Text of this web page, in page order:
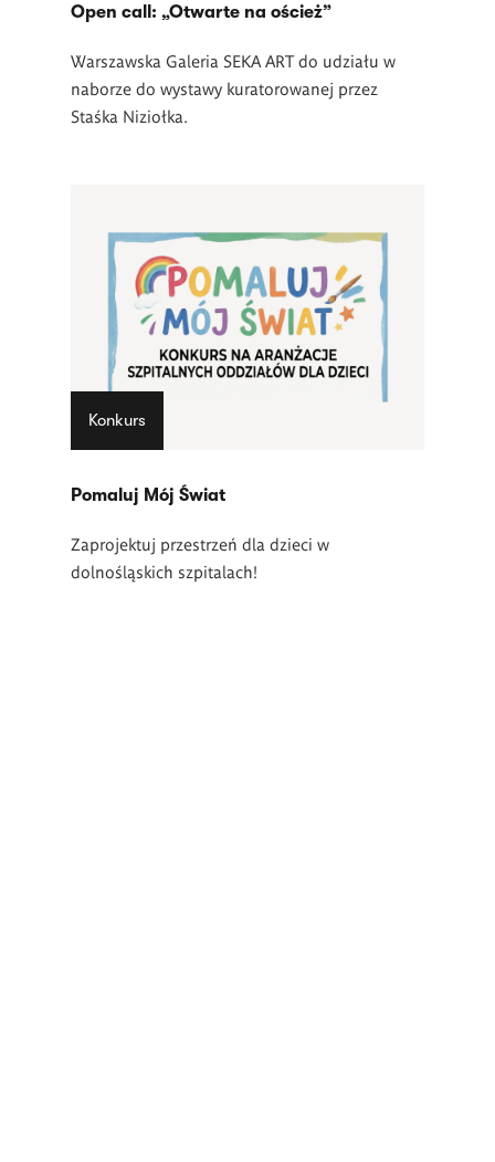
Open call: „Otwarte na oścież”
Warszawska Galeria SEKA ART do udziału w
naborze do wystawy kuratorowanej przez
Staśka Niziołka.
Konkurs
Pomaluj Mój Świat
Zaprojektuj przestrzeń dla dzieci w
dolnośląskich szpitalach!